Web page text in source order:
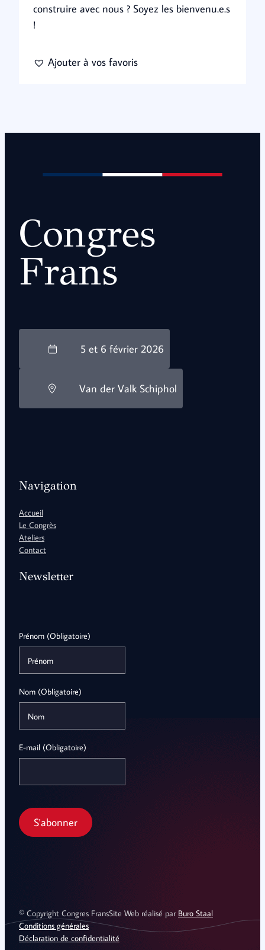
construire avec nous ? Soyez les bienvenu.e.s
!
Ajouter à vos favoris
Congres
Frans
5 et 6 février 2026
Van der Valk Schiphol
Navigation
Accueil
Le Congrès
Ateliers
Contact
Newsletter
Prénom (Obligatoire)
Nom (Obligatoire)
E-mail (Obligatoire)
© Copyright Congres FransSite Web réalisé par Buro Staal
Conditions générales
Déclaration de confidentialité